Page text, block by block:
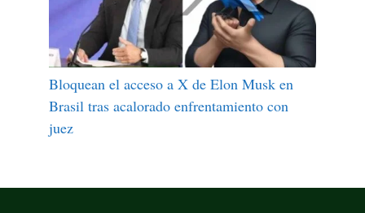
Bloquean el acceso a X de Elon Musk en
Brasil tras acalorado enfrentamiento con
juez